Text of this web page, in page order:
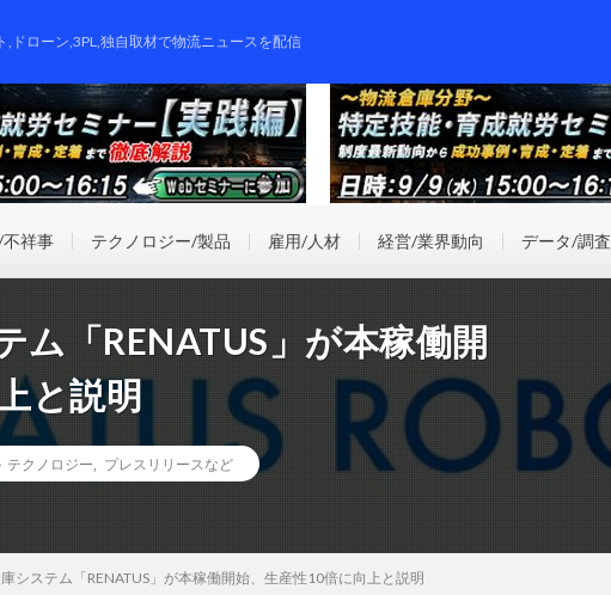
,ドローン,3PL,独自取材で物流ニュースを配信
祥事 テクノロジー/製品 雇用/人材 経営/業界動向 データ/調査
ム「RENATUS」が本稼働開
と説明
テクノロジー プレスリリースなど
システム「RENATUS」が本稼働開始、生産性10倍に向上と説明